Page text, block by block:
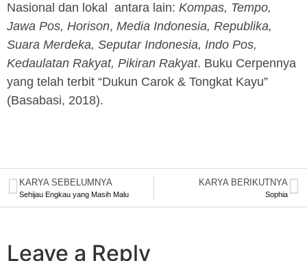
Nasional dan lokal antara lain: Kompas, Tempo,
Jawa Pos, Horison, Media Indonesia, Republika,
Suara Merdeka, Seputar Indonesia, Indo Pos,
Kedaulatan Rakyat, Pikiran Rakyat. Buku Cerpennya
yang telah terbit “Dukun Carok & Tongkat Kayu”
(Basabasi, 2018).
KARYA SEBELUMNYA
Sehijau Engkau yang Masih Malu
KARYA BERIKUTNYA
Sophia
Leave a Reply